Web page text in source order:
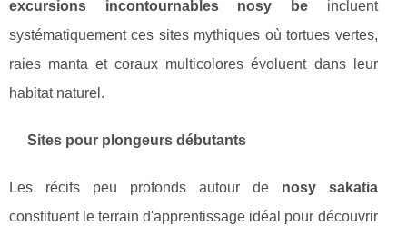
excursions incontournables nosy beincluent
systématiquement ces sites mythiques où tortues vertes,
raies manta et coraux multicolores évoluent dans leur
habitat naturel.
Sites pour plongeurs débutants
Les récifs peu profonds autour de nosy sakatia
constituent le terrain d'apprentissage idéal pour découvrir